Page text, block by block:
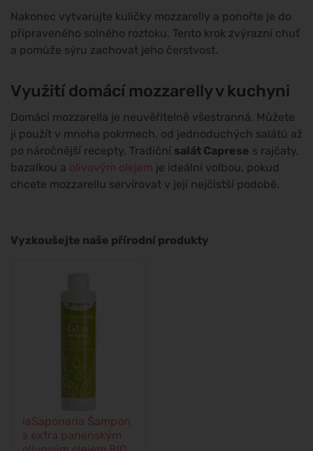
Nakonec vytvarujte kuličky mozzarelly a ponořte je do
připraveného solného roztoku. Tento krok zvýrazní chuť
a pomůže sýru zachovat jeho čerstvost.
Využití domácí mozzarelly v kuchyni
Domácí mozzarella je neuvěřitelně všestranná. Můžete
ji použít v mnoha pokrmech, od jednoduchých salátů až
po náročnější recepty. Tradiční salát Caprese s rajčaty,
bazalkou a olivovým olejem je ideální volbou, pokud
chcete mozzarellu servírovat v její nejčistší podobě.
Vyzkoušejte naše přírodní produkty
laSaponaria Šampon
s extra panenským